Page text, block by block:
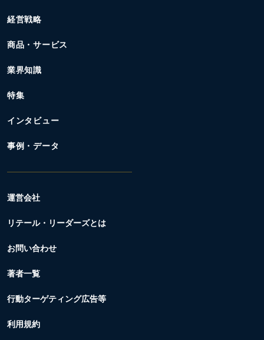
経営戦略
商品・サービス
業界知識
特集
インタビュー
事例・データ
運営会社
リテール・リーダーズとは
お問い合わせ
著者一覧
行動ターゲティング広告等
利用規約